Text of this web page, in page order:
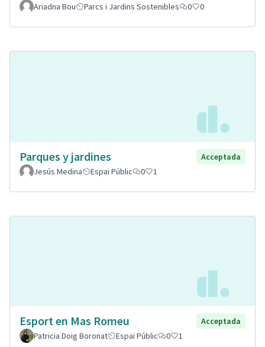
Ariadna Bou Parcs i Jardins Sostenibles 0 0
Parques y jardines
Acceptada
Jesús Medina
Espai Públic 0 1
Esport en Mas Romeu
Acceptada
Patricia Doig Boronat
Espai Públic 0 1